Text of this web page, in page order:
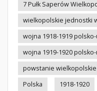
7 Pułk Saperów
wielkopolskie jednostki
wojna 1918-1919
wojna 1919-1920
powstanie wielkopolskie
Polska
1918-1920